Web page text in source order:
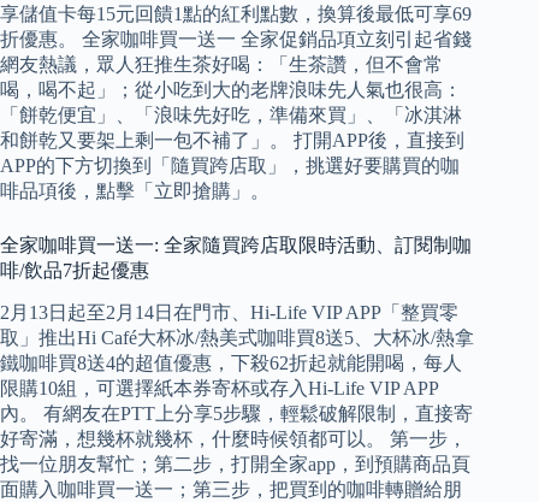
享儲值卡每15元回饋1點的紅利點數，換算後最低可享69
折優惠。 全家咖啡買一送一 全家促銷品項立刻引起省錢
網友熱議，眾人狂推生茶好喝：「生茶讚，但不會常
喝，喝不起」；從小吃到大的老牌浪味先人氣也很高：
「餅乾便宜」、「浪味先好吃，準備來買」、「冰淇淋
和餅乾又要架上剩一包不補了」。 打開APP後，直接到
APP的下方切換到「隨買跨店取」，挑選好要購買的咖
啡品項後，點擊「立即搶購」。
全家咖啡買一送一: 全家隨買跨店取限時活動、訂閱制咖
啡/飲品7折起優惠
2月13日起至2月14日在門市、Hi-Life VIP APP「整買零
取」推出Hi Café大杯冰/熱美式咖啡買8送5、大杯冰/熱拿
鐵咖啡買8送4的超值優惠，下殺62折起就能開喝，每人
限購10組，可選擇紙本券寄杯或存入Hi-Life VIP APP
內。 有網友在PTT上分享5步驟，輕鬆破解限制，直接寄
好寄滿，想幾杯就幾杯，什麼時候領都可以。 第一步，
找一位朋友幫忙；第二步，打開全家app，到預購商品頁
面購入咖啡買一送一；第三步，把買到的咖啡轉贈給朋